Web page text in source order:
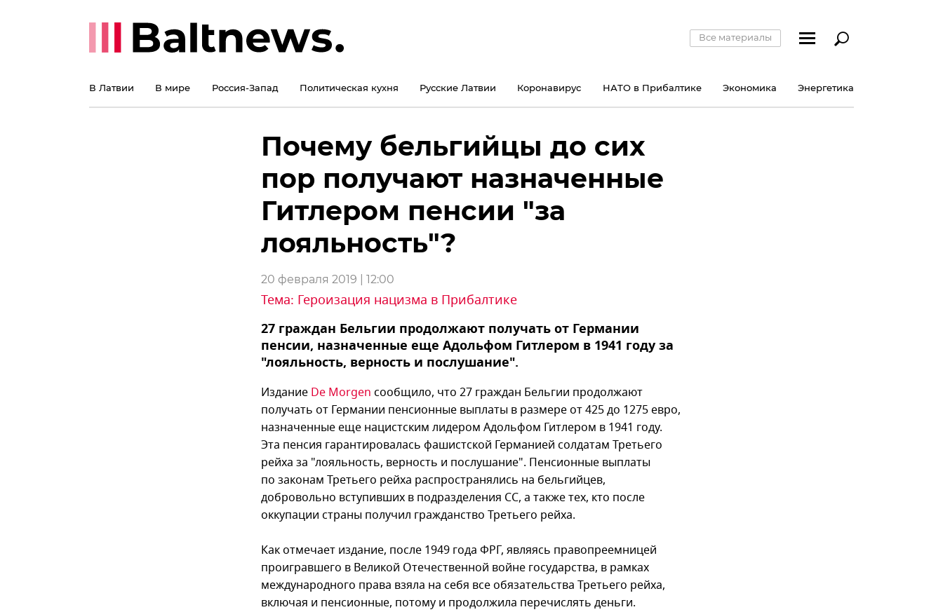
Все материалы
В Латвии В мире Россия-Запад Политическая кухня Русские Латвии Коронавирус НАТО в Прибалтике Экономика Энергетика
Почему бельгийцы до сих
пор получают назначенные
Гитлером пенсии "за
лояльность"?
20 февраля 2019 | 12:00
Тема: Героизация нацизма в Прибалтике
27 граждан Бельгии продолжают получать от Германии
пенсии, назначенные еще Адольфом Гитлером в 1941 году за
"лояльность, верность и послушание".
Издание De Morgen сообщило, что 27 граждан Бельгии продолжают
получать от Германии пенсионные выплаты в размере от 425 до 1275 евро,
назначенные еще нацистским лидером Адольфом Гитлером в 1941 году.
Эта пенсия гарантировалась фашистской Германией солдатам Третьего
рейха за "лояльность, верность и послушание". Пенсионные выплаты
по законам Третьего рейха распространялись на бельгийцев,
добровольно вступивших в подразделения СС, а также тех, кто после
оккупации страны получил гражданство Третьего рейха.
Как отмечает издание, после 1949 года ФРГ, являясь правопреемницей
проигравшего в Великой Отечественной войне государства, в рамках
международного права взяла на себя все обязательства Третьего рейха,
включая и пенсионные, потому и продолжила перечислять деньги.